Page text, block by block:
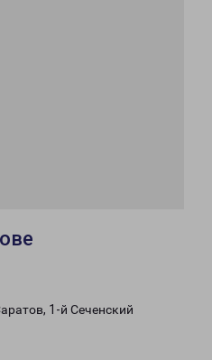
1-й Сеченский